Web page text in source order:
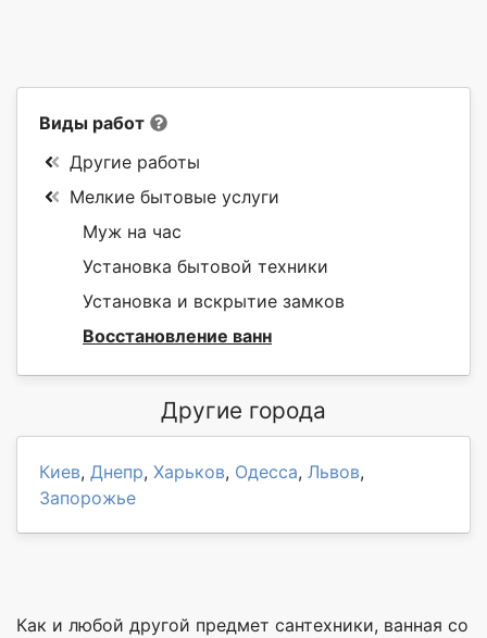
Виды работ
Другие работы
Мелкие бытовые услуги
Муж на час
Установка бытовой техники
Установка и вскрытие замков
Восстановление ванн
Другие города
Киев, Днепр, Харьков, Одесса, Львов,
Запорожье
Как и любой другой предмет сантехники, ванная со